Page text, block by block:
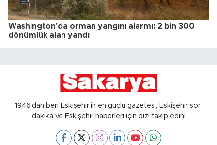
Washington'da orman yangını alarmı: 2 bin 300
dönümlük alan yandı
1946’dan beri Eskişehir’in en güçlü gazetesi, Eskişehir son
dakika ve Eskişehir haberleri için bizi takip edin!